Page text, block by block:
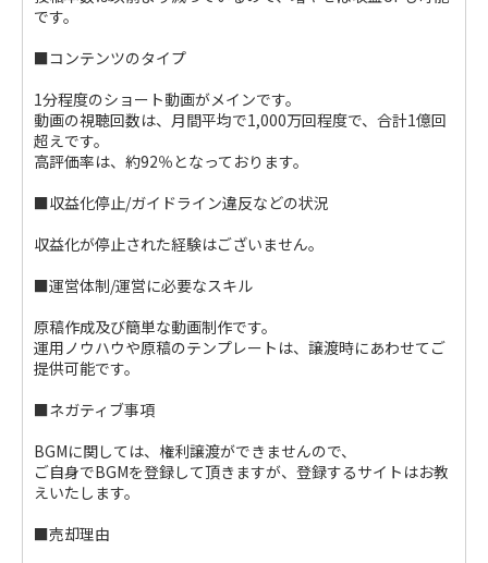
です。
■コンテンツのタイプ
1分程度のショート動画がメインです。
動画の視聴回数は、月間平均で1,000万回程度で、合計1億回
超えです。
高評価率は、約92％となっております。
■収益化停止/ガイドライン違反などの状況
収益化が停止された経験はございません。
■運営体制/運営に必要なスキル
原稿作成及び簡単な動画制作です。
運用ノウハウや原稿のテンプレートは、譲渡時にあわせてご
提供可能です。
■ネガティブ事項
BGMに関しては、権利譲渡ができませんので、
ご自身でBGMを登録して頂きますが、登録するサイトはお教
えいたします。
■売却理由